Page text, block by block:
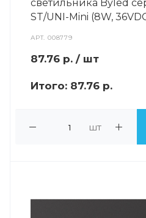
светильника Byled
ST/UNI-Mini (8W,
АРТ.008779
87.76 р. / шт
Итого: 87.76 р.
шт